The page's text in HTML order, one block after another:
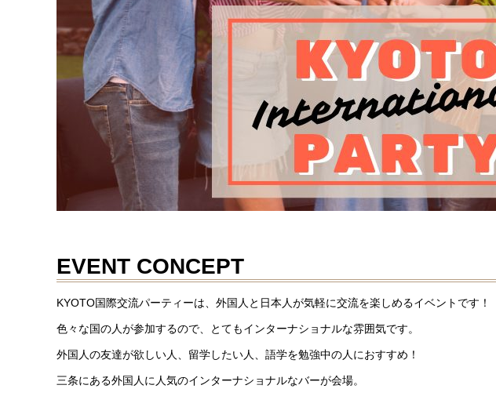
EVENT CONCEPT
KYOTO国際交流パーティーは、外国人と日本人が気軽に交流を楽しめるイベントです！
色々な国の人が参加するので、とてもインターナショナルな雰囲気です。
外国人の友達が欲しい人、留学したい人、語学を勉強中の人におすすめ！
三条にある外国人に人気のインターナショナルなバーが会場。